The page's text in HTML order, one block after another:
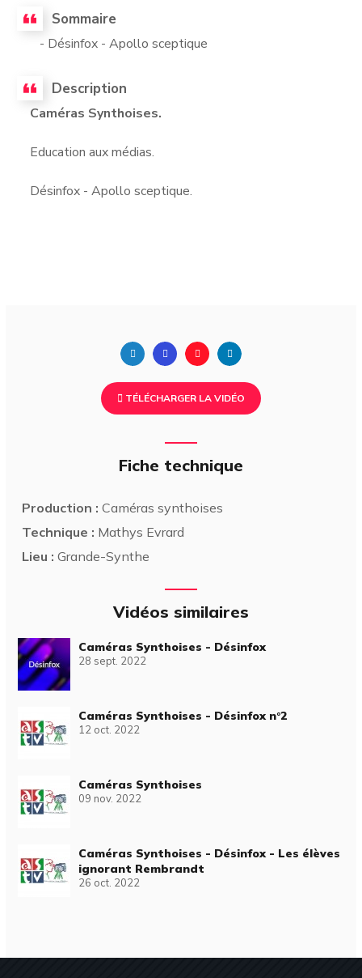
Sommaire
- Désinfox - Apollo sceptique
Description
Caméras Synthoises.
Education aux médias.
Désinfox - Apollo sceptique.
TÉLÉCHARGER LA VIDÉO
Fiche technique
Production : Caméras synthoises
Technique : Mathys Evrard
Lieu : Grande-Synthe
Vidéos similaires
Caméras Synthoises - Désinfox
28 sept. 2022
Caméras Synthoises - Désinfox n°2
12 oct. 2022
Caméras Synthoises
09 nov. 2022
Caméras Synthoises - Désinfox - Les élèves
ignorant Rembrandt
26 oct. 2022